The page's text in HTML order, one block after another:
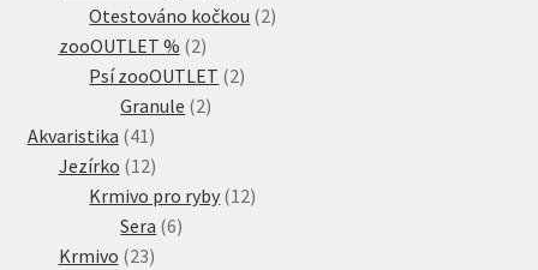
produkty
Otestováno kočkou 22
zooOUTLET % 22
produkty
Psí zooOUTLET 22
Granule 22
Akvaristika 41 41
produktů
Jezírko 1212
produktů
Krmivo pro ryby 1212
Sera 66
Krmivo 2323